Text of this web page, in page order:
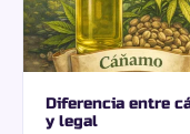
Diferencia entre
y legal